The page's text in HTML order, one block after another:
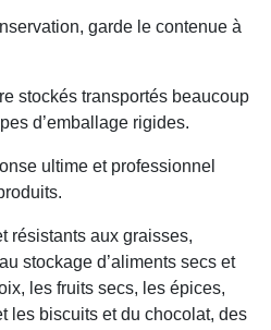
garde le contenue à
stockés transportés beaucoup
d’emballage rigides.
ultime et professionnel
résistants aux graisses,
stockage d’aliments secs et
les fruits secs, les épices,
les biscuits et du chocolat, des